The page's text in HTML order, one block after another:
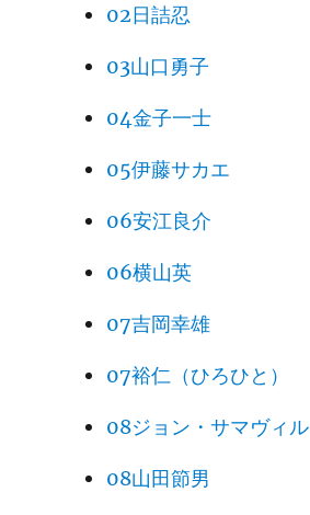
02日詰忍
03山口勇子
04金子一士
05伊藤サカエ
06安江良介
06横山英
07吉岡幸雄
07裕仁（ひろひと）
08ジョン・サマヴィル
08山田節男